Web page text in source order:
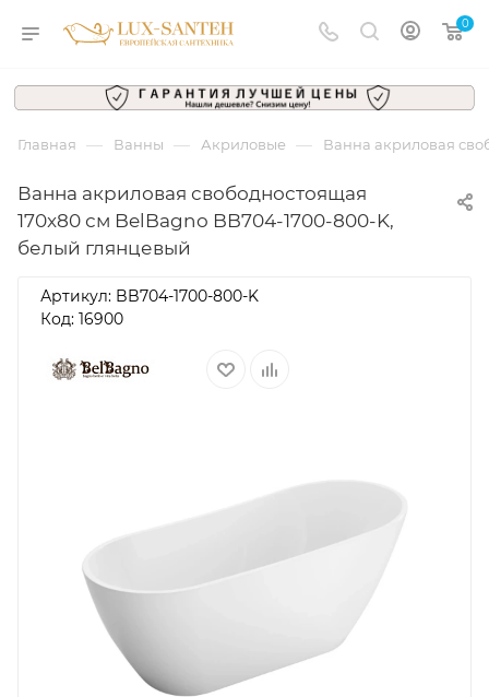
0
Главная — Ванны — Акриловые — Ванна акриловая
Ванна акриловая свободностоящая
170x80 см BelBagno BB704-1700-800-K,
белый глянцевый
Артикул: BB704-1700-800-K
Код: 16900